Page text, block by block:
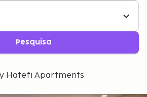
Pesquisa
Hatefi Apartments